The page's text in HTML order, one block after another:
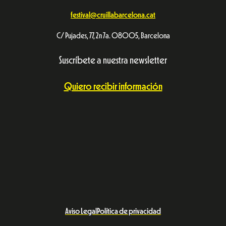
festival@cruillabarcelona.cat
C/ Pujades, 77, 2n 7a. 08005, Barcelona
Suscríbete a nuestra newsletter
Quiero recibir información
Aviso Legal Política de privacidad